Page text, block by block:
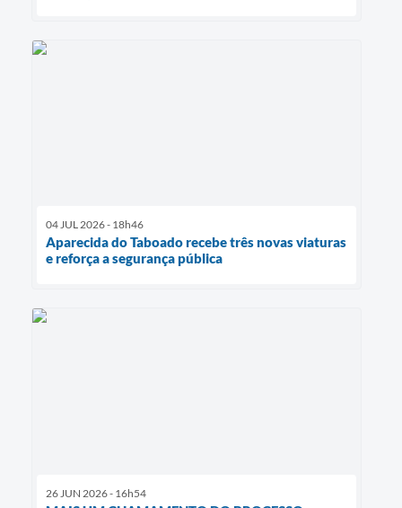
04 JUL 2026 - 18h46
Aparecida do Taboado recebe três novas viaturas
e reforça a segurança pública
26 JUN 2026 - 16h54